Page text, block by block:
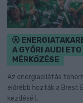
A GYŐRI AUDI
MÉRKŐZÉSE
Az energiaellátás
előrébb hozták a Brest
kezdését.